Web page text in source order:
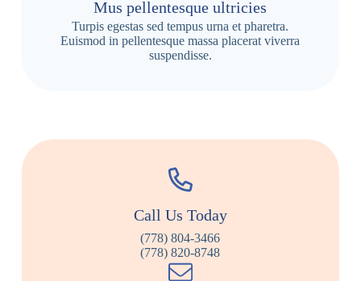
Mus pellentesque ultricies
Turpis egestas sed tempus urna et pharetra.
Euismod in pellentesque massa placerat viverra
suspendisse.
Call Us Today
(778) 804-3466
(778) 820-8748